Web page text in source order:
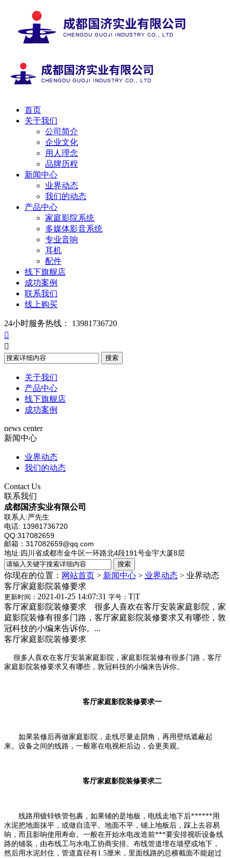
首页
关于我们
公司简介
企业文化
用人理念
品牌历程
新闻中心
业界动态
我们的动态
产品中心
家庭影院系统
多媒体影音系统
专业音响
耳机
配件
线下旗舰店
成功案例
联系我们
线上购买
24小时服务热线： 13981736720


关于我们
产品中心
线下旗舰店
成功案例
news center
新闻中心
业界动态
我们的动态
Contact Us
联系我们
成都国济实业有限公司
联系人:严先生
电话: 13981736720
QQ:317082659
邮箱：317082659@qq.com
地址:四川省成都市金牛区一环路北4段191号金宇大厦8层
你现在的位置： 网站首页 > 新闻中心 > 业界动态 > 业界动态
客厅家庭影院装修要求
更新时间： 2021-01-25 14:07:31 字号： T|T
客厅家庭影院装修要求 很多人喜欢在客厅安装家庭影院，家
庭影院装修有很多门路，客厅家庭影院装修要求又有哪些，敦
冠科技的小编来告诉你。...
客厅家庭影院装修要求
很多人喜欢在客厅安装家庭影院，家庭影院装修有很多门路，客厅
家庭影院装修要求又有哪些，敦冠科技的小编来告诉你。
客厅家庭影院装修要求一
如果装修后再做家庭影院，走线尽量走阴角，再用壁纸遮蔽起
来。设备之间的线路，一般塞在电视柜后边，会更美观。
客厅家庭影院装修要求二
线路用镀锌铁管包裹，如果铺的是地板，电线走地下后******用
水泥把地面抹平，或做自流平。地面不平，铺上地板后，踩上去容易
响，而且影响使用寿命。一般在开始水电改造前***要安排视听设备线
路的铺装，由布线工与水电工协商安排。布线管道埋在墙壁或地下，
然后用水泥封住，管道直径有1.5厘米，里面线路的总横截面不能超过